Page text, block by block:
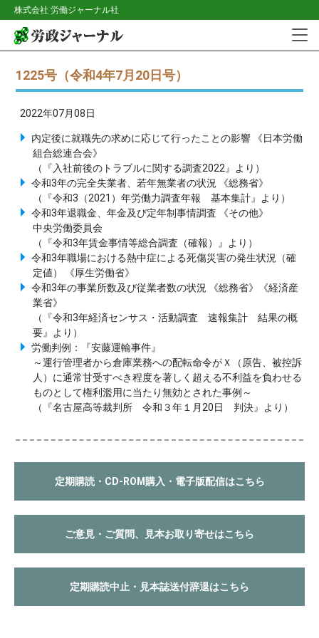
株式会社 労働ジャーナル社
1225号（令和4年7月20日号）
2022年07月08日
内定後に就職先の求めに応じて行ったことの影響 《日本労働
組合総連合会》
（『入社前後のトラブルに関する調査2022』より）
令和3年の完全失業者、若年無業者の状況 《総務省》
（『令和3（2021）年労働力調査年報 基本集計』より）
令和3年退職金、年金及び定年制事情調査 《その他》
中央労働委員会
（『令和3年賃金事情等総合調査（確報）』より）
令和3年職場における熱中症による死傷災害の発生状況（確
定値） 《厚生労働省》
令和3年の事業所数及び従業者数の状況 《総務省》《経済産
業省》
（『令和3年経済センサス・活動調査 速報集計 結果の概
要』より）
労働判例：『安藤運輸事件』
～運行管理者から倉庫業務への配転命令がＸ（原告、被控訴
人）に通常甘受すべき程度を著しく超える不利益を負わせる
ものとして権利濫用に当たり無効とされた事例～
（『名古屋高等裁判所 令和３年１月20日 判決』より）
定期購読・CD-ROM購入・電子版配信はこちら
ご意見・ご質問、見本お取り寄せはこちら
定期購読中止・見本誌送付辞退はこちら